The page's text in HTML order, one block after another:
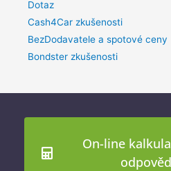
Dotaz
Cash4Car zkušenosti
BezDodavatele a spotové ceny
Bondster zkušenosti
On-line